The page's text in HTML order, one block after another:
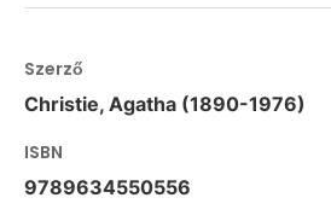
Szerző
Christie, Agatha (1890-1976)
ISBN
9789634550556